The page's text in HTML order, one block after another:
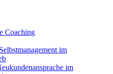
Coaching
im
im